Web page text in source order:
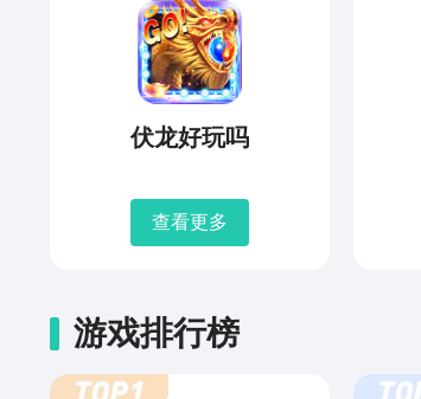
伏龙好玩吗
查看更多
游戏排行榜